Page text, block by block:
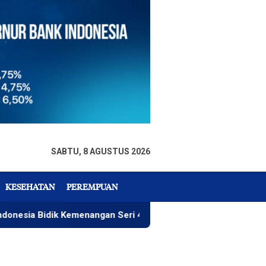
SABTU, 8 AGUSTUS 2026
KESEHATAN PEREMPUAN
Kemenangan Seri 4 ARRC